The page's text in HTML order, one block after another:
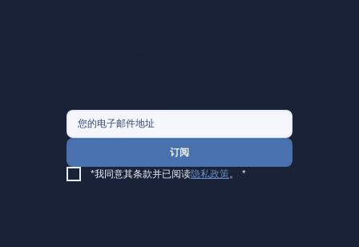
订阅
*我同意其条款并已阅读隐私政策。 *